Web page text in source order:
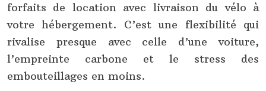
forfaits de location avec livraison du vélo à
votre hébergement. C’est une flexibilité qui
rivalise presque avec celle d’une voiture,
l’empreinte carbone et le stress des
embouteillages en moins.